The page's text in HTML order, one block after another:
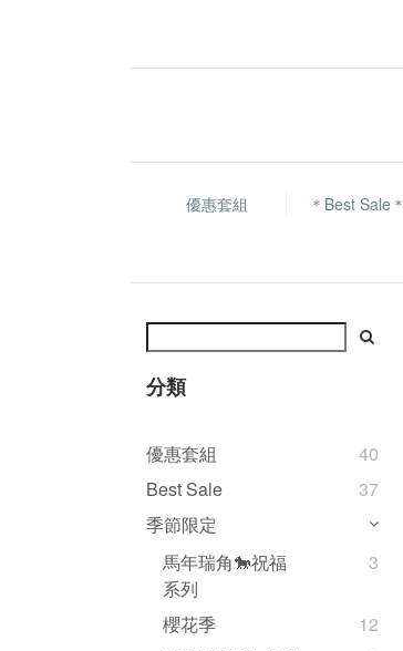
優惠套組 ＊Best Sale＊
分類
優惠套組
40
Best Sale
37
季節限定
馬年瑞角🐎祝福
系列
3
櫻花季
12